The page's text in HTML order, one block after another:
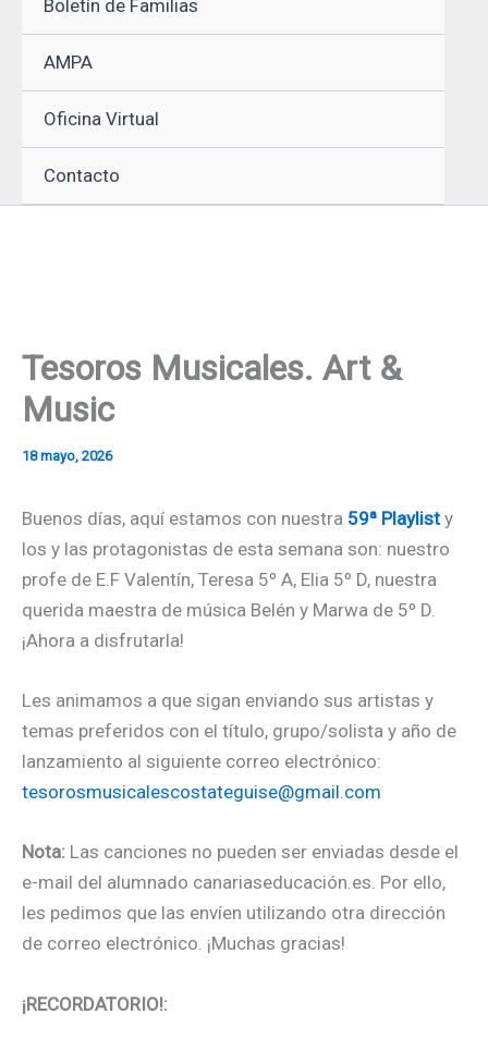
Boletín de Familias
AMPA
Oficina Virtual
Contacto
Tesoros Musicales. Art &
Music
18 mayo, 2026
Buenos días, aquí estamos con nuestra 59ª Playlist y
los y las protagonistas de esta semana son: nuestro
profe de E.F Valentín, Teresa 5º A, Elia 5º D, nuestra
querida maestra de música Belén y Marwa de 5º D.
¡Ahora a disfrutarla!
Les animamos a que sigan enviando sus artistas y
temas preferidos con el título, grupo/solista y año de
lanzamiento al siguiente correo electrónico:
tesorosmusicalescostateguise@gmail.com
Nota: Las canciones no pueden ser enviadas desde el
e-mail del alumnado canariaseducación.es. Por ello,
les pedimos que las envíen utilizando otra dirección
de correo electrónico. ¡Muchas gracias!
¡RECORDATORIO!: